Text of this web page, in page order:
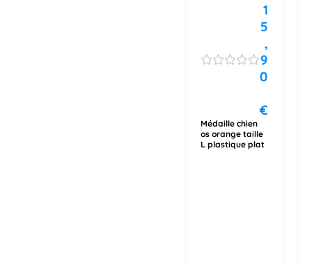
1
5
,
9
0
€
Médaille chien
os orange taille
L plastique plat